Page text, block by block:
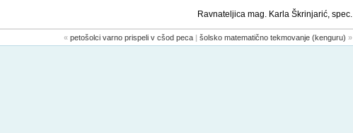
Ravnateljica mag. Karla Škrinjarić, spec.
« petošolci varno prispeli v cšod peca| šolsko matematično tekmovanje (kenguru) »